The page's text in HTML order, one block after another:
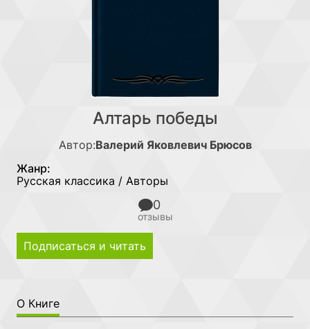
Алтарь победы
Автор:Валерий Яковлевич Брюсов
Жанр:
Русская классика / Авторы
0
отзывы
Подписаться и читать
О Книге